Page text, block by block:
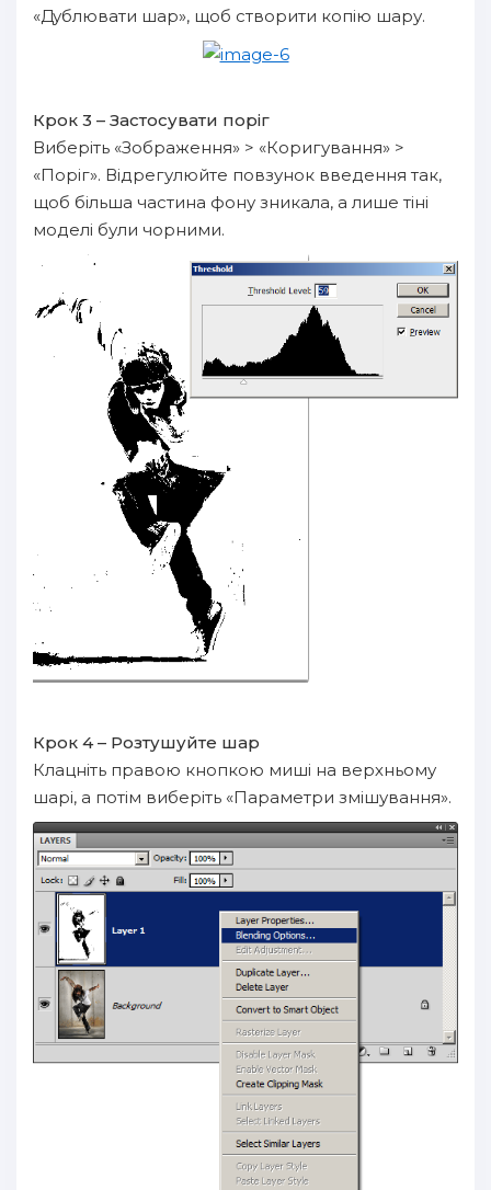
«Дублювати шар», щоб створити копію шару.
Крок 3 – Застосувати поріг
Виберіть «Зображення» > «Коригування» >
«Поріг». Відрегулюйте повзунок введення так,
щоб більша частина фону зникала, а лише тіні
моделі були чорними.
Крок 4 – Розтушуйте шар
Клацніть правою кнопкою миші на верхньому
шарі, а потім виберіть «Параметри змішування».